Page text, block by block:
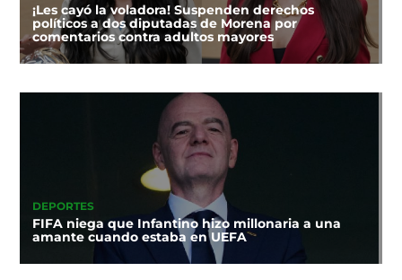
¡Les cayó la voladora! Suspenden derechos
políticos a dos diputadas de Morena por
comentarios contra adultos mayores
DEPORTES
FIFA niega que Infantino hizo millonaria a una
amante cuando estaba en UEFA